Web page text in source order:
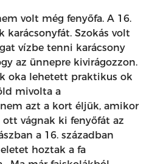
volt még fenyőfa. A 16.
Szokás volt
vízbe tenni karácsony
az ünnepre kivirágozzon.
oka lehetett praktikus ok
mivolta a
azt a kort éljük, amikor
vágnak ki fenyőfát az
a 16. században
hoztak a fa